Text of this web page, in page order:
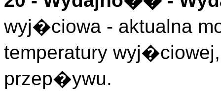
wyj�ciowa - aktualna
temperatury
przep�ywu.